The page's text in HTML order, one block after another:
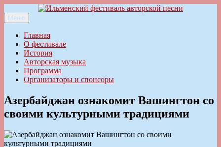
к
содержимому
Ильменский фестиваль авторской песни
Меню
Главная
О фестивале
История
Авторская музыка
Программа
Организаторы и спонсоры
Азербайджан ознакомит Вашингтон со
своими культурными традициями